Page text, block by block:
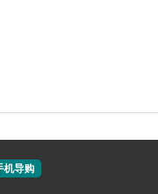
机导购